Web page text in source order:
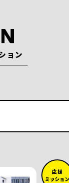
ョン
応 援
ミッション